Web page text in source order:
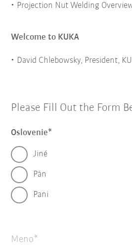
Projection Nut Welding
Welcome to KUKA
David Chlebowsky, President,
Please Fill Out the Form
Oslovenie
Jiné
Pán
Pani
Meno